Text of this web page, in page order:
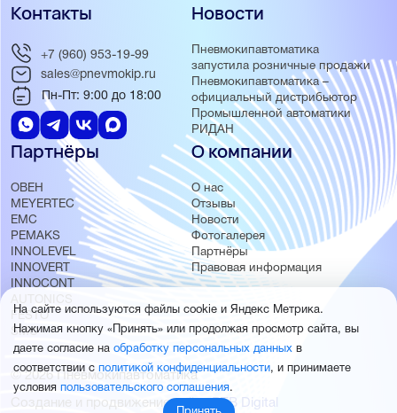
Новости
Пневмокипавтоматика
запустила розничные продажи
Пневмокипавтоматика –
официальный дистрибьютор
Промышленной автоматики
РИДАН
Партнёры
ОВЕН
MEYERTEC
EMC
PEMAKS
INNOLEVEL
INNOVERT
INNOCONT
AUTONICS
FESTO
SMC
О компании
О нас
Отзывы
Новости
Фотогалерея
Партнёры
Правовая информация
Контакты
+7 (960) 953-19-99
sales@pnevmokip.ru
Пн-Пт: 9:00 до 18:00
© 2026 Пневмокипавтоматика
Создание и продвижение сайта BTB Digital
На сайте используются файлы cookie и Яндекс Метрика.
Нажимая кнопку «Принять» или продолжая просмотр сайта, вы
даете согласие на обработку персональных данных в
соответствии с политикой конфиденциальности, и принимаете
условия пользовательского соглашения.